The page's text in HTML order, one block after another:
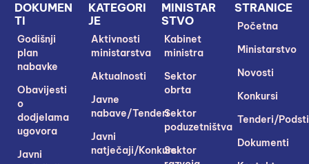
STRANICE
Početna
Ministarstvo
Novosti
Konkursi
Tenderi/
Dokumenti
MINISTAR
STVO
Kabinet
ministra
Sektor
obrta
Sektor
poduzetništva
Sektor
KATEGORI
JE
Aktivnosti
ministarstva
Aktualnosti
Javne
nabave/Tenderi
Javni
natječaji/Konkursi
DOKUMEN
TI
Godišnji
plan
nabavke
Obavijesti
o
dodjelama
ugovora
Javni